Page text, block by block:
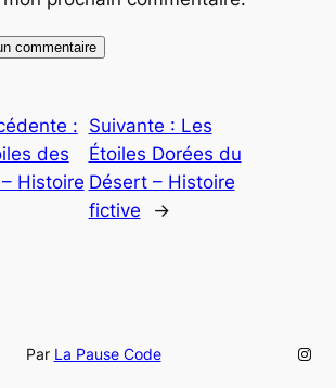
:
des
Histoire
Suivante : Les
Étoiles Dorées du
Désert – Histoire
fictive
→
Par La Pause Code